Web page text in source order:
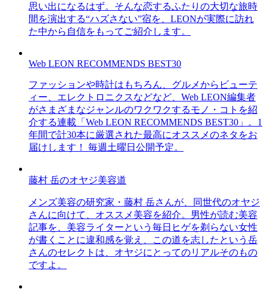
思い出になるはず。そんな恋するふたりの大切な旅時
間を演出する“ハズさない”宿を、LEONが実際に訪れ
た中から自信をもってご紹介します。
Web LEON RECOMMENDS BEST30
ファッションや時計はもちろん、グルメからビューテ
ィー、エレクトロニクスなどなど、Web LEON編集者
がさまざまなジャンルのワクワクするモノ・コトを紹
介する連載「Web LEON RECOMMENDS BEST30」。1
年間で計30本に厳選された最高にオススメのネタをお
届けします！ 毎週土曜日公開予定。
藤村 岳のオヤジ美容道
メンズ美容の研究家・藤村 岳さんが、同世代のオヤジ
さんに向けて、オススメ美容を紹介。男性が読む美容
記事を、美容ライターという毎日ヒゲを剃らない女性
が書くことに違和感を覚え、この道を志したという岳
さんのセレクトは、オヤジにとってのリアルそのもの
ですよ。